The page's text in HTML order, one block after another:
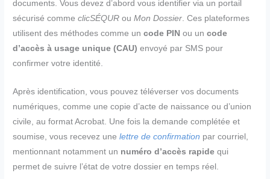
documents. Vous devez d’abord vous identifier via un portail
sécurisé commeclicSÉQUR ouMon Dossier . Ces plateformes
utilisent des méthodes comme uncode PIN ou uncode
d’accès à usage unique (CAU) envoyé par SMS pour
confirmer votre identité.
Après identification, vous pouvez téléverser vos documents
numériques, comme une copie d’acte de naissance ou d’union
civile, au format Acrobat. Une fois la demande complétée et
soumise, vous recevez unelettre de confirmation par courriel,
mentionnant notamment un numéro d’accès rapide qui
permet de suivre l’état de votre dossier en temps réel.